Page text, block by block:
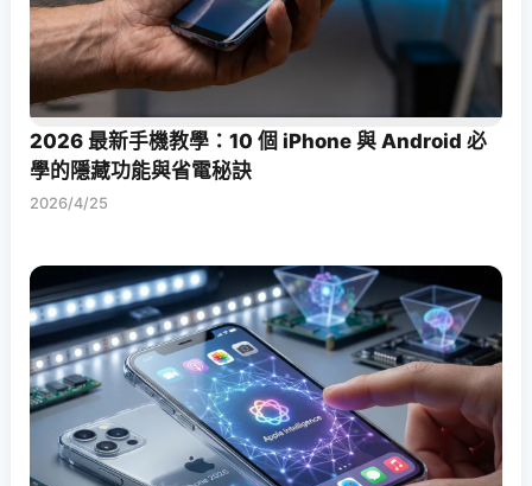
2026 最新手機教學：10 個 iPhone 與 Android 必
學的隱藏功能與省電秘訣
2026/4/25